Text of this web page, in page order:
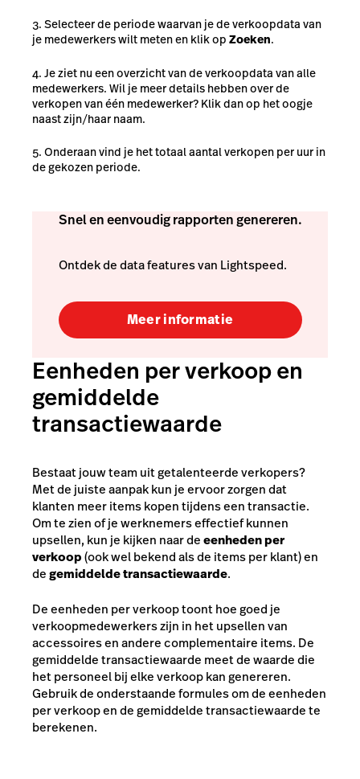
Selecteer de periode waarvan je de verkoopdata van
je medewerkers wilt meten en klik op Zoeken.
Je ziet nu een overzicht van de verkoopdata van alle
medewerkers. Wil je meer details hebben over de
verkopen van één medewerker? Klik dan op het oogje
naast zijn/haar naam.
Onderaan vind je het totaal aantal verkopen per uur in
de gekozen periode.
Snel en eenvoudig rapporten genereren.
Ontdek de data features van Lightspeed.
Meer informatie
Eenheden per verkoop en
gemiddelde
transactiewaarde
Bestaat jouw team uit getalenteerde verkopers?
Met de juiste aanpak kun je ervoor zorgen dat
klanten meer items kopen tijdens een transactie.
Om te zien of je werknemers effectief kunnen
upsellen, kun je kijken naar deeenheden per
verkoop(ook wel bekend als de items per klant) en
degemiddelde transactiewaarde.
De eenheden per verkoop toont hoe goed je
verkoopmedewerkers zijn in het upsellen van
accessoires en andere complementaire items. De
gemiddelde transactiewaarde meet de waarde die
het personeel bij elke verkoop kan genereren.
Gebruik de onderstaande formules om de eenheden
per verkoop en de gemiddelde transactiewaarde te
berekenen.